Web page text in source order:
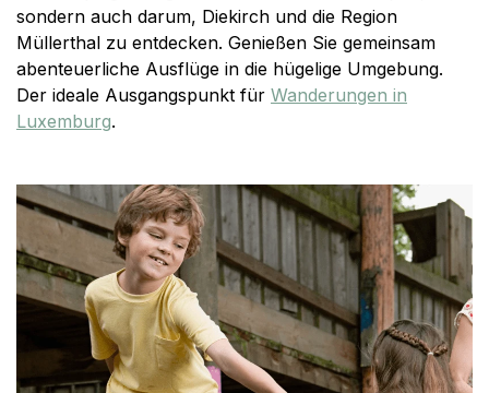
sondern auch darum, Diekirch und die Region
Müllerthal zu entdecken. Genießen Sie gemeinsam
abenteuerliche Ausflüge in die hügelige Umgebung.
Der ideale Ausgangspunkt für Wanderungen in
Luxemburg.